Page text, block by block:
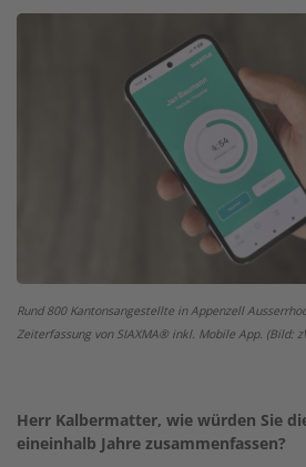
Rund 800 Kantonsangestellte in Appenzell
Zeiterfassung von SIAXMA® inkl. Mobile App. (Bild:
Herr Kalbermatter, wie würden Sie
eineinhalb Jahre zusammenfassen?